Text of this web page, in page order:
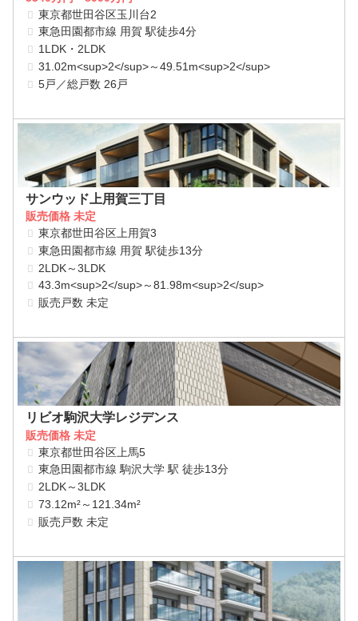
東京都世田谷区玉川台2
東急田園都市線 用賀 駅徒歩4分
1LDK・2LDK
31.02m<sup>2</sup>～49.51m<sup>2</sup>
5戸／総戸数 26戸
サンウッド上用賀三丁目
販売価格 未定
東京都世田谷区上用賀3
東急田園都市線 用賀 駅徒歩13分
2LDK～3LDK
43.3m<sup>2</sup>～81.98m<sup>2</sup>
販売戸数 未定
リビオ駒沢大学レジデンス
販売価格 未定
東京都世田谷区上馬5
東急田園都市線 駒沢大学 駅 徒歩13分
2LDK～3LDK
73.12m²～121.34m²
販売戸数 未定